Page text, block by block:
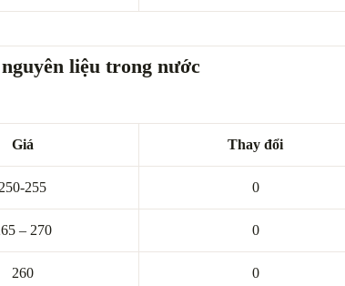
liệu trong nước
Giá Thay đổi
255 0
– 270 0
260 0